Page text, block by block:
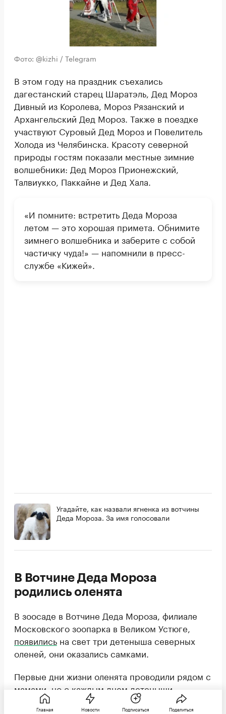
Фото: @kizhi / Telegram
В этом году на праздник съехались
дагестанский старец Шаратэль, Дед Мороз
Дивный из Королева, Мороз Рязанский и
Архангельский Дед Мороз. Также в поездке
участвуют Суровый Дед Мороз и Повелитель
Холода из Челябинска. Красоту северной
природы гостям показали местные зимние
волшебники: Дед Мороз Прионежский,
Талвиукко, Паккайне и Дед Хала.
«И помните: встретить Деда Мороза
летом — это хорошая примета. Обнимите
зимнего волшебника и заберите с собой
частичку чуда!» — напомнили в пресс-
службе «Кижей».
Угадайте, как назвали ягненка из вотчины
Деда Мороза. За имя голосовали
В Вотчине Деда Мороза
родились оленята
В зоосаде в Вотчине Деда Мороза, филиале
Московского зоопарка в Великом Устюге,
появились на свет три детеныша северных
оленей, они оказались самками.
Первые дни жизни оленята проводили рядом с
мамами, но с каждым днем детеныши
становятся все любопытнее и все активнее
Главная Новости Подписаться Поделиться